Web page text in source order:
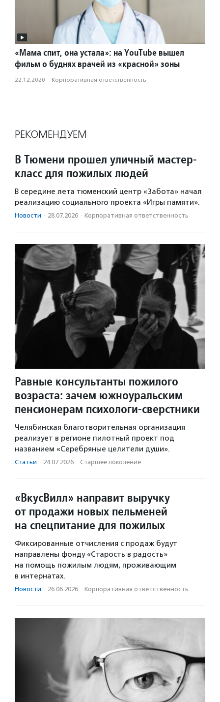
«Мама спит, она устала»: на YouTube вышел
фильм о буднях врачей из «красной» зоны
22.12.2020 · Корпоративная ответственность
РЕКОМЕНДУЕМ
В Тюмени прошел уличный мастер-
класс для пожилых людей
В середине лета тюменский центр «Забота» начал
реализацию социального проекта «Игры памяти».
Новости · 28.07.2026 · Корпоративная ответственность
Равные консультанты пожилого
возраста: зачем южноуральским
пенсионерам психологи-сверстники
Челябинская благотворительная организация
реализует в регионе пилотный проект под
названием «Серебряные целители души».
Статьи · 24.07.2026 · Старшее поколение
«ВкусВилл» направит выручку
от продажи новых пельменей
на спецпитание для пожилых
Фиксированные отчисления с продаж будут
направлены фонду «Старость в радость»
на помощь пожилым людям, проживающим
в интернатах.
Новости · 26.06.2026 · Корпоративная ответственность